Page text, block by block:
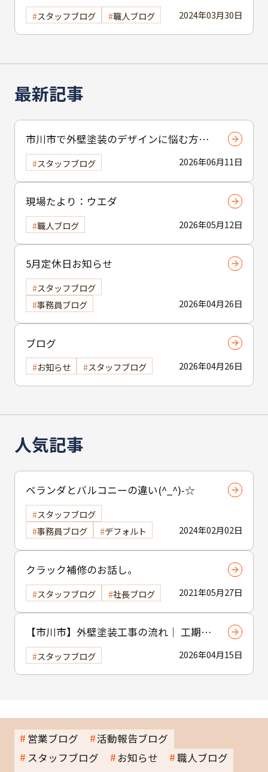
最新記事
市川市で外壁塗装のデザインに悩む方へ
｜ 色選びの失敗を防ぐポイント
2026年06月11日
スタッフブログ
現場たより：ウエダ
2026年05月12日
職人ブログ
5月定休日お知らせ
2026年04月26日
スタッフブログ
事務員ブログ
ブログ
2026年04月26日
お知らせ スタッフブログ
人気記事
ベランダとバルコニーの違い(^_^)-☆
2024年02月02日
スタッフブログ
事務員ブログ
デフォルト
クラック補修のお話し。
2021年05月27日
スタッフブログ 社長ブログ
【市川市】外壁塗装工事の流れ｜ 工期・
工程・作業内容をわかりやすく解説2026年04月15日
スタッフブログ
2024年03月30日
スタッフブログ 職人ブログ
営業ブログ
活動報告ブログ
スタッフブログ
お知らせ
職人ブログ